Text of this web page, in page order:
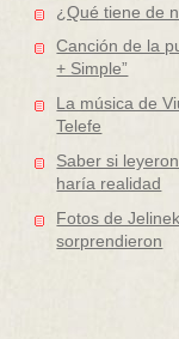
¿Qué tiene de
Canción de la
+ Simple”
La música de
Telefe
Saber si
haría realidad
Fotos de
sorprendieron